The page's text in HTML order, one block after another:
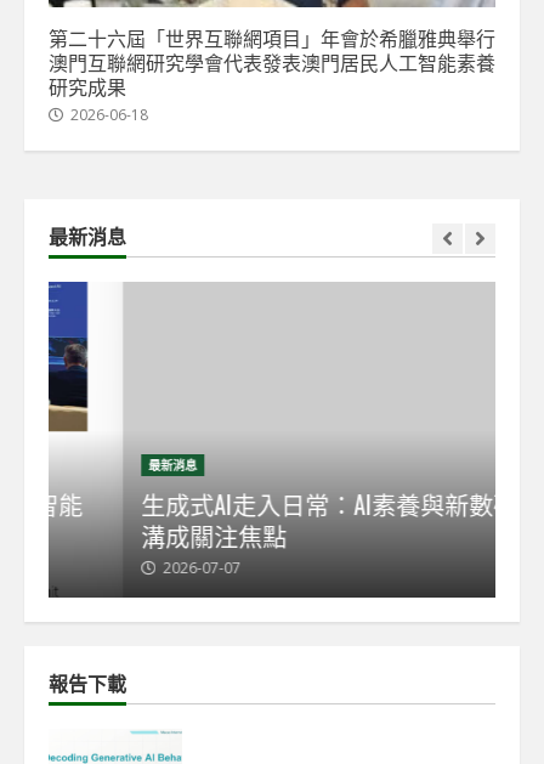
第二十六屆「世界互聯網項目」年會於希臘雅典舉行
澳門互聯網研究學會代表發表澳門居民人工智能素養
研究成果
2026-06-18
最新消息
生成式AI走入日常：AI素養與新數碼鴻
溝成關注焦點
2026-07-07
報告下載